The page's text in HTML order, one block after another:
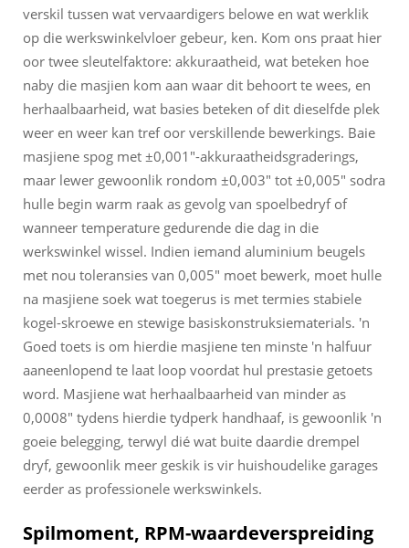
verskil tussen wat vervaardigers belowe en wat werklik
op die werkswinkelvloer gebeur, ken. Kom ons praat hier
oor twee sleutelfaktore: akkuraatheid, wat beteken hoe
naby die masjien kom aan waar dit behoort te wees, en
herhaalbaarheid, wat basies beteken of dit dieselfde plek
weer en weer kan tref oor verskillende bewerkings. Baie
masjiene spog met ±0,001"-akkuraatheidsgraderings,
maar lewer gewoonlik rondom ±0,003" tot ±0,005" sodra
hulle begin warm raak as gevolg van spoelbedryf of
wanneer temperature gedurende die dag in die
werkswinkel wissel. Indien iemand aluminium beugels
met nou toleransies van 0,005" moet bewerk, moet hulle
na masjiene soek wat toegerus is met termies stabiele
kogel-skroewe en stewige basiskonstruksiematerials. 'n
Goed toets is om hierdie masjiene ten minste 'n halfuur
aaneenlopend te laat loop voordat hul prestasie getoets
word. Masjiene wat herhaalbaarheid van minder as
0,0008" tydens hierdie tydperk handhaaf, is gewoonlik 'n
goeie belegging, terwyl dié wat buite daardie drempel
dryf, gewoonlik meer geskik is vir huishoudelike garages
eerder as professionele werkswinkels.
Spilmoment, RPM-waardeverspreiding